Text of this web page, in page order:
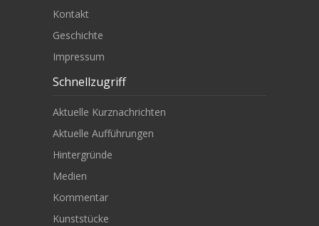
Kontakt
Geschichte
Impressum
Schnellzugriff
Aktuelle Kurznachrichten
Aktuelle Aufführungen
Hintergründe
Medien
Kommentar
Kunststücke